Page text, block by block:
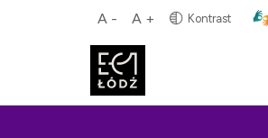
A - A + Kontrast